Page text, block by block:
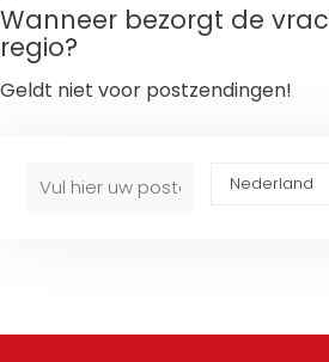
Wanneer bezorgt de
regio?
Geldt niet voor postzendingen!